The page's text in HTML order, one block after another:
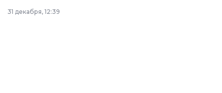
республиканского
31 декабря, 12:39